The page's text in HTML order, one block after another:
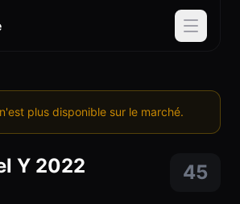
plus disponible sur le marché.
Y 2022 45